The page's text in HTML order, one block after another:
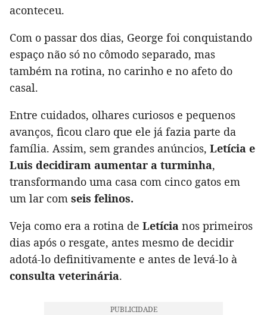
aconteceu.
Com o passar dos dias, George foi conquistando
espaço não só no cômodo separado, mas
também na rotina, no carinho e no afeto do
casal.
Entre cuidados, olhares curiosos e pequenos
avanços, ficou claro que ele já fazia parte da
família. Assim, sem grandes anúncios, Letícia e
Luis decidiram aumentar a turminha,
transformando uma casa com cinco gatos em
um lar com seis felinos.
Veja como era a rotina de Letícia nos primeiros
dias após o resgate, antes mesmo de decidir
adotá-lo definitivamente e antes de levá-lo à
consulta veterinária.